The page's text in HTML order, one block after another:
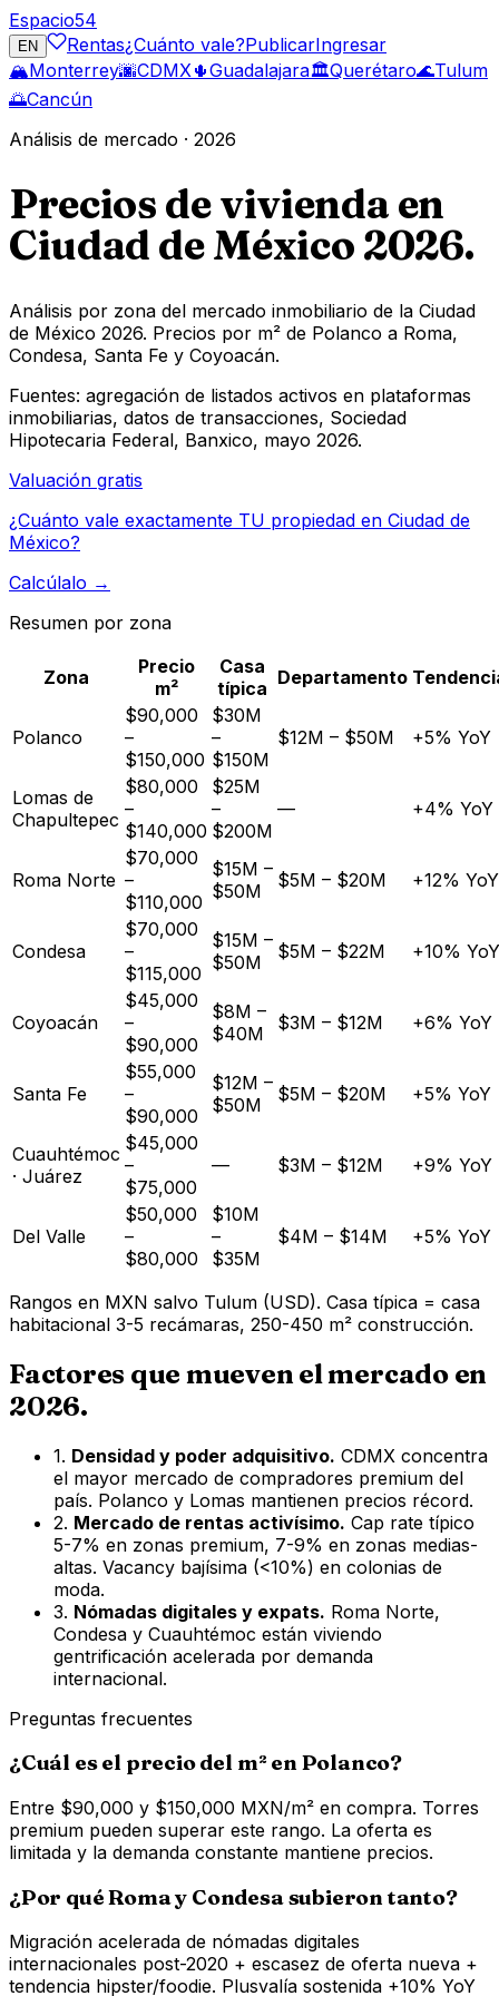
Espacio54
EN Rentas¿Cuánto vale?PublicarIngresar
🏔️Monterrey🌆CDMX🌵Guadalajara🏛️Querétaro🌊Tulum
🌅Cancún
Análisis de mercado · 2026
Precios de vivienda en
Ciudad de México 2026.
Análisis por zona del mercado inmobiliario de la Ciudad
de México 2026. Precios por m² de Polanco a Roma,
Condesa, Santa Fe y Coyoacán.
Fuentes: agregación de listados activos en plataformas
inmobiliarias, datos de transacciones, Sociedad
Hipotecaria Federal, Banxico, mayo 2026.
Valuación gratis
¿Cuánto vale exactamente TU propiedad en Ciudad de
México?
Calcúlalo →
Resumen por zona
Zona
Precio
m²
Casa
típica Departamento
Polanco
$90,000
–
$150,000
$30M
–
$150M
$12M – $50M +5% YoY
Lomas de
Chapultepec
$80,000
–
$140,000
$25M
–
$200M
— +4% YoY
Roma Norte
$70,000
–
$110,000
$15M –
$50M
$5M – $20M +12% YoY
Condesa
$70,000
–
$115,000
$15M –
$50M
$5M – $22M +10% YoY
Coyoacán
$45,000
–
$90,000
$8M –
$40M
$3M – $12M +6% YoY
Santa Fe
$55,000
–
$90,000
$12M –
$50M
$5M – $20M +5% YoY
Cuauhtémoc
· Juárez
$45,000
–
$75,000
— $3M – $12M +9% YoY
Del Valle
$50,000
–
$80,000
$10M
–
$35M
$4M – $14M +5% YoY
Rangos en MXN salvo Tulum (USD). Casa típica = casa
habitacional 3-5 recámaras, 250-450 m² construcción.
Factores que mueven el mercado en
2026.
1. Densidad y poder adquisitivo. CDMX concentra
el mayor mercado de compradores premium del
país. Polanco y Lomas mantienen precios récord.
2. Mercado de rentas activísimo. Cap rate típico
5-7% en zonas premium, 7-9% en zonas medias-
altas. Vacancy bajísima (<10%) en colonias de
moda.
3. Nómadas digitales y expats. Roma Norte,
Condesa y Cuauhtémoc están viviendo
gentrificación acelerada por demanda
internacional.
Preguntas frecuentes
¿Cuál es el precio del m² en Polanco?
Entre $90,000 y $150,000 MXN/m² en compra. Torres
premium pueden superar este rango. La oferta es
limitada y la demanda constante mantiene precios.
¿Por qué Roma y Condesa subieron tanto?
Migración acelerada de nómadas digitales
internacionales post-2020 + escasez de oferta nueva +
tendencia hipster/foodie. Plusvalía sostenida +10% YoY